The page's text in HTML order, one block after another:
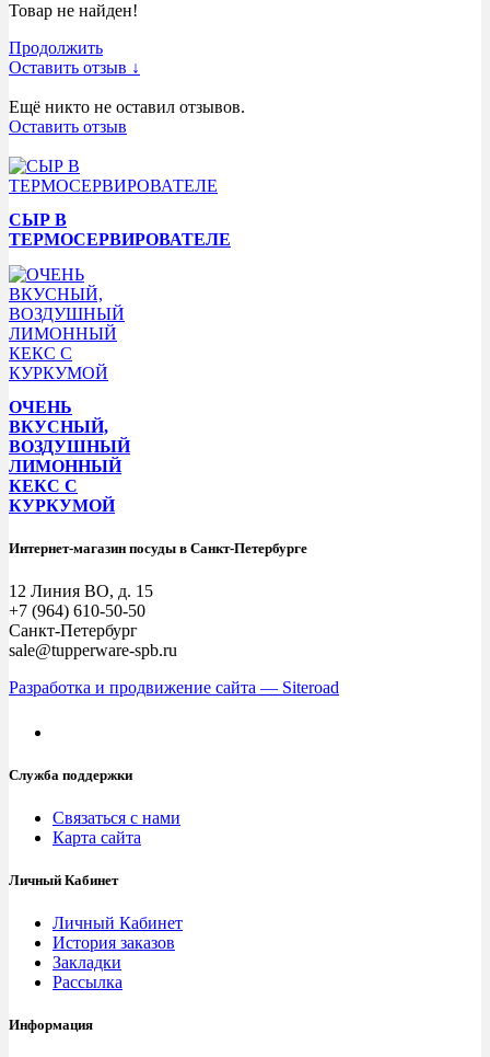
Товар не найден!
Продолжить
Оставить отзыв ↓
Ещё никто не оставил отзывов.
Оставить отзыв
СЫР В
ТЕРМОСЕРВИРОВАТЕЛЕ
ОЧЕНЬ
ВКУСНЫЙ,
ВОЗДУШНЫЙ
ЛИМОННЫЙ
КЕКС С
КУРКУМОЙ
Интернет-магазин посуды в Санкт-Петербурге
12 Линия ВО, д. 15
+7 (964) 610-50-50
Санкт-Петербург
sale@tupperware-spb.ru
Разработка и продвижение сайта — Siteroad
Служба поддержки
Связаться с нами
Карта сайта
Личный Кабинет
Личный Кабинет
История заказов
Закладки
Рассылка
Информация